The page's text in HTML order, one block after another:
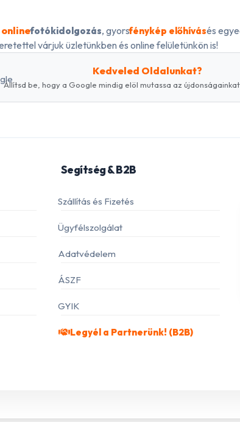
onlinefotókidolgozás, gyorsfénykép előhívásés
várjuk üzletünkben és online felületünkön is!
Kedveled Oldalunkat?
Állítsd be, hogy a Google mindig elöl mutassa az
Segítség & B2B
Szállítás és Fizetés
Ügyfélszolgálat
Adatvédelem
ÁSZF
GYIK
Legyél a Partnerünk! (B2B)